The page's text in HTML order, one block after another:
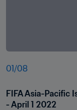
01 /08
FIFA Asia-Pacific
- April 1 2022